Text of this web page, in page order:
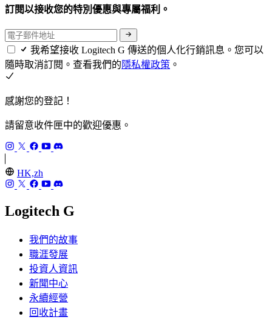
訂閱以接收您的特別優惠與專屬福利。
我希望接收 Logitech G 傳送的個人化行銷訊息。您可以
隨時取消訂閱。查看我們的隱私權政策 。
感謝您的登記！
請留意收件匣中的歡迎優惠。
HK,zh
Logitech G
我們的故事
職涯發展
投資人資訊
新聞中心
永續經營
回收計畫